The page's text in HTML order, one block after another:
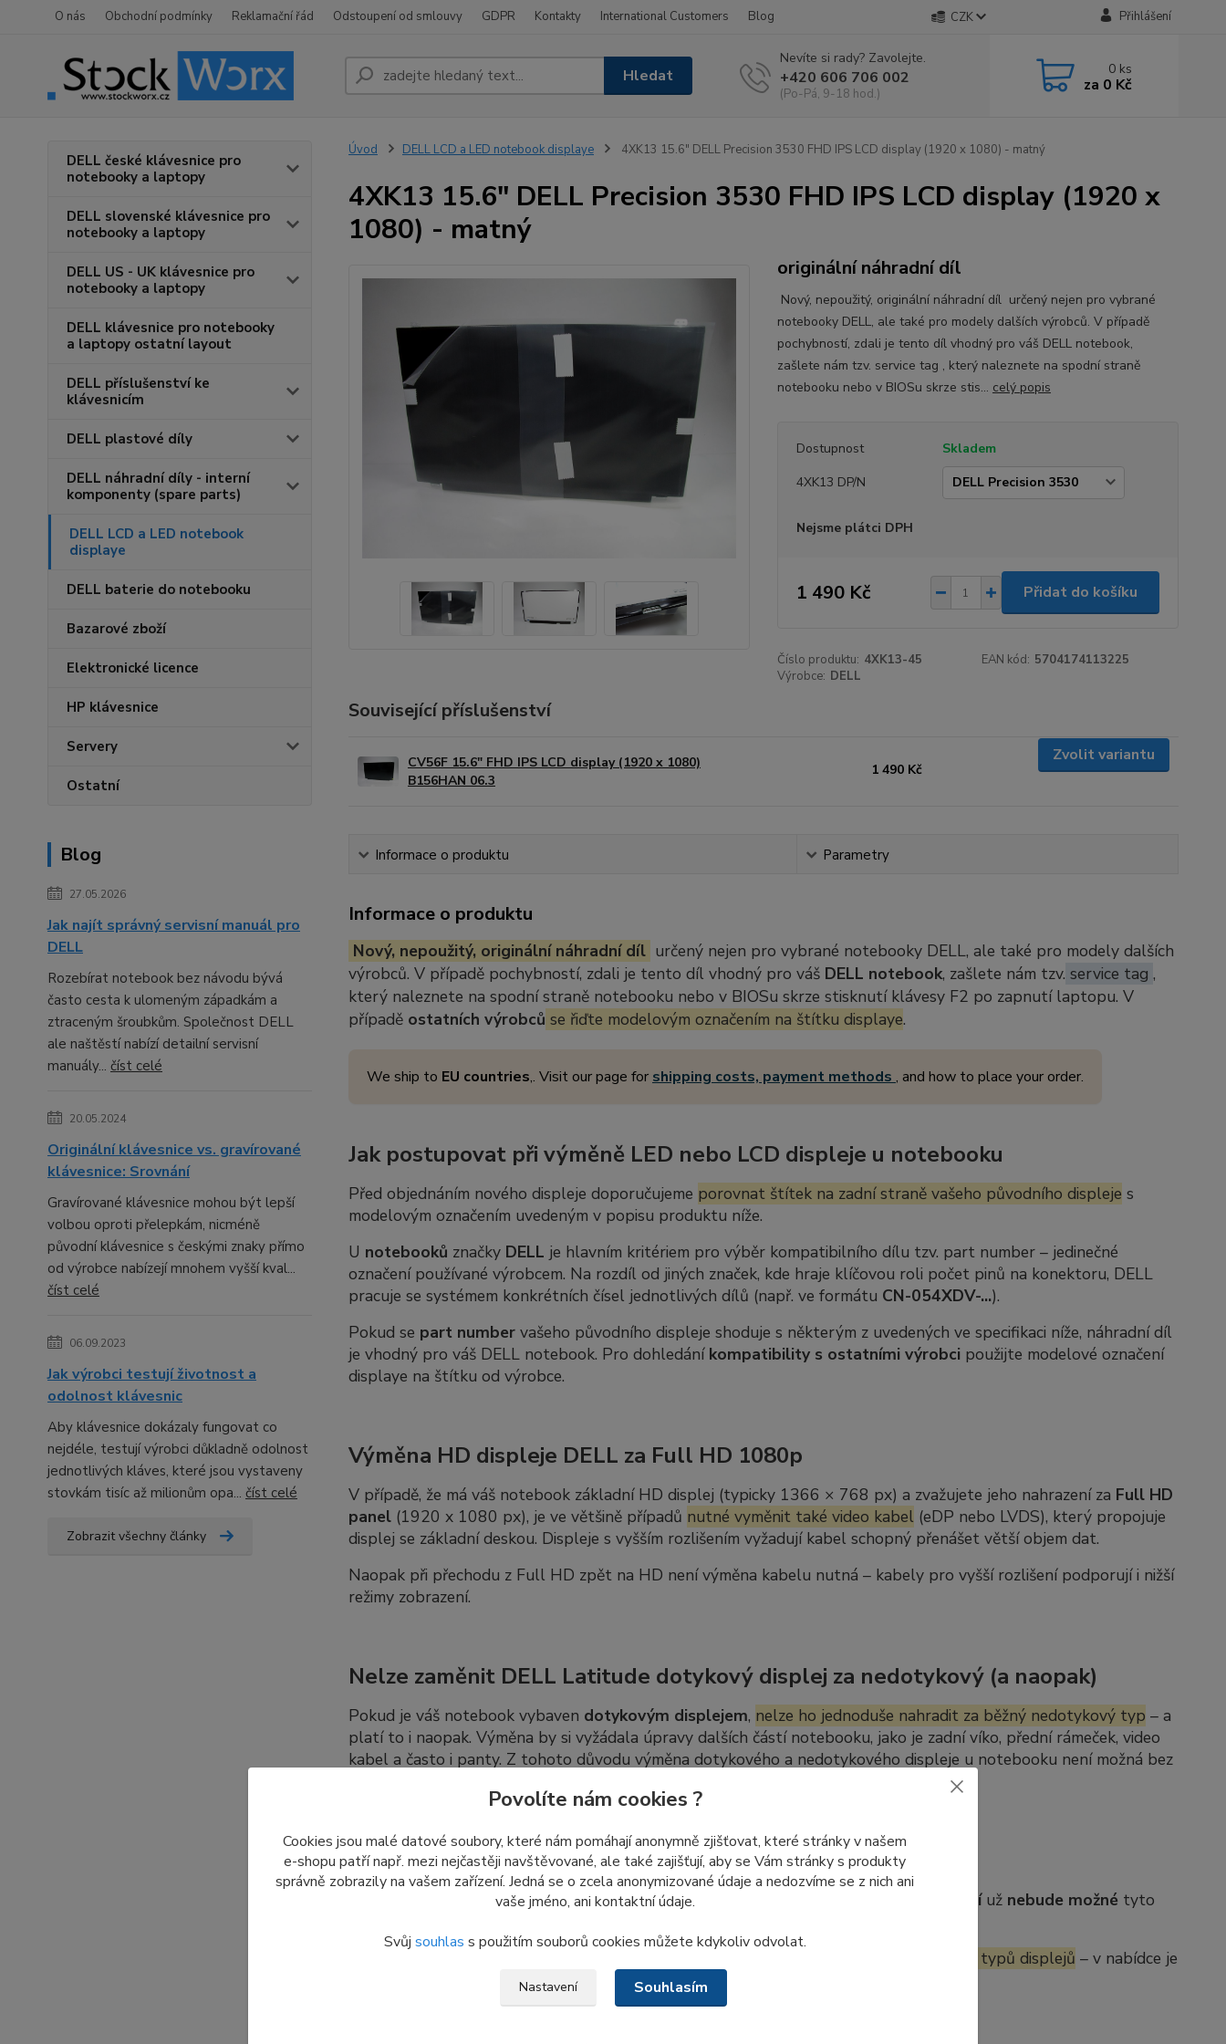
O nás Obchodní podmínky Reklamační řád Odstoupení od smlouvy GDPR Kontakty International Customers Blog CZK Přihlášení
Hledat
Nevíte si rady? Zavolejte.
+420 606 706 002
(Po-Pá, 9-18 hod.)
0 ks
za 0 Kč
DELL české klávesnice pro
notebooky a laptopy
DELL slovenské klávesnice pro
notebooky a laptopy
DELL US - UK klávesnice pro
notebooky a laptopy
DELL klávesnice pro notebooky
a laptopy ostatní layout
DELL příslušenství ke
klávesnicím
DELL plastové díly
DELL náhradní díly - interní
komponenty (spare parts)
DELL LCD a LED notebook
displaye
DELL baterie do notebooku
Bazarové zboží
Elektronické licence
HP klávesnice
Servery
Ostatní
Blog
27.05.2026
Jak najít správný servisní manuál pro
DELL
Rozebírat notebook bez návodu bývá
často cesta k ulomeným západkám a
ztraceným šroubkům. Společnost DELL
ale naštěstí nabízí detailní servisní
manuály... číst celé
20.05.2024
Originální klávesnice vs. gravírované
klávesnice: Srovnání
Gravírované klávesnice mohou být lepší
volbou oproti přelepkám, nicméně
původní klávesnice s českými znaky přímo
od výrobce nabízejí mnohem vyšší kval...
číst celé
06.09.2023
Jak výrobci testují životnost a
odolnost klávesnic
Aby klávesnice dokázaly fungovat co
nejdéle, testují výrobci důkladně odolnost
jednotlivých kláves, které jsou vystaveny
stovkám tisíc až milionům opa... číst celé
Zobrazit všechny články
Úvod DELL LCD a LED notebook displaye 4XK13 15.6" DELL Precision 3530 FHD IPS LCD display (1920 x 1080) - matný
4XK13 15.6" DELL Precision 3530 FHD IPS LCD display (1920 x
1080) - matný
originální náhradní díl
Nový, nepoužitý, originální náhradní díl určený nejen pro vybrané
notebooky DELL, ale také pro modely dalších výrobců. V případě
pochybností, zdali je tento díl vhodný pro váš DELL notebook,
zašlete nám tzv. service tag , který naleznete na spodní straně
notebooku nebo v BIOSu skrze stis... celý popis
Dostupnost
Skladem
4XK13 DP/N
Nejsme plátci DPH
1 490 Kč Přidat do košíku
Číslo produktu: 4XK13-45 EAN kód: 5704174113225
Výrobce: DELL
Související příslušenství
CV56F 15.6" FHD IPS LCD display (1920 x 1080)
B156HAN 06.3
1 490 Kč
Zvolit variantu
Informace o produktu Parametry
Informace o produktu
Nový, nepoužitý, originální náhradní díl určený nejen pro vybrané notebooky DELL, ale také pro modely dalších
výrobců. V případě pochybností, zdali je tento díl vhodný pro váš DELL notebook, zašlete nám tzv. service tag ,
který naleznete na spodní straně notebooku nebo v BIOSu skrze stisknutí klávesy F2 po zapnutí laptopu. V
případě ostatních výrobců se řiďte modelovým označením na štítku displaye.
We ship to EU countries,. Visit our page for shipping costs, payment methods , and how to place your order.
Jak postupovat při výměně LED nebo LCD displeje u notebooku
Před objednáním nového displeje doporučujeme porovnat štítek na zadní straně vašeho původního displeje s
modelovým označením uvedeným v popisu produktu níže.
U notebooků značky DELL je hlavním kritériem pro výběr kompatibilního dílu tzv. part number– jedinečné
označení používané výrobcem. Na rozdíl od jiných značek, kde hraje klíčovou roli počet pinů na konektoru, DELL
pracuje se systémem konkrétních čísel jednotlivých dílů (např. ve formátu CN-054XDV-...).
Pokud se part numbervašeho původního displeje shoduje s některým z uvedených ve specifikaci níže, náhradní díl
je vhodný pro váš DELL notebook. Pro dohledání kompatibility s ostatními výrobci použijte modelové označení
displaye na štítku od výrobce.
Výměna HD displeje DELL za Full HD 1080p
V případě, že má váš notebook základní HD displej (typicky 1366 × 768 px) a zvažujete jeho nahrazení za Full HD
panel(1920 x 1080 px), je ve většině případů nutné vyměnit také video kabel (eDP nebo LVDS), který propojuje
displej se základní deskou. Displeje s vyšším rozlišením vyžadují kabel schopný přenášet větší objem dat.
Naopak při přechodu z Full HD zpět na HD není výměna kabelu nutná – kabely pro vyšší rozlišení podporují i nižší
režimy zobrazení.
Nelze zaměnit DELL Latitude dotykový displej za nedotykový (a naopak)
Pokud je váš notebook vybaven dotykovým displejem, nelze ho jednoduše nahradit za běžný nedotykový typ – a
platí to i naopak. Výměna by si vyžádala úpravy dalších částí notebooku, jako je zadní víko, přední rámeček, video
kabel a často i panty. Z tohoto důvodu výměna dotykového a nedotykového displeje u notebooku není možná bez
Doprodej nových LCD displejů ze skladu
poslední kusy nepoužitých displejůze skladových zásob. Po jejich vyprodáníuž nebude možné tyto
prosím nezasílejte dotazy a žádosti týkající se dostupnosti jiných typů displejů – v nabídce je
pouze to, co je aktuálně uvedeno v e-shopu.
Povolíte nám cookies ?
Cookies jsou malé datové soubory, které nám pomáhají anonymně zjišťovat, které stránky v našem
e-shopu patří např. mezi nejčastěji navštěvované, ale také zajišťují, aby se Vám stránky s produkty
správně zobrazily na vašem zařízení. Jedná se o zcela anonymizované údaje a nedozvíme se z nich ani
vaše jméno, ani kontaktní údaje.
Svůj souhlas s použitím souborů cookies můžete kdykoliv odvolat.
Nastavení Souhlasím